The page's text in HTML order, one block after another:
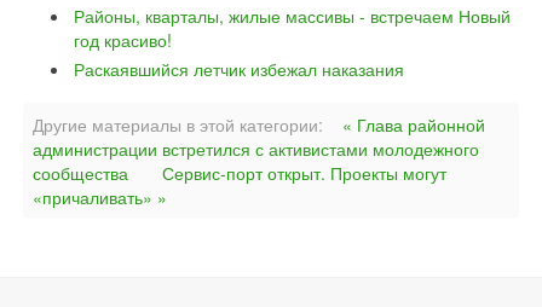
Районы, кварталы, жилые массивы - встречаем Новый
год красиво!
Раскаявшийся летчик избежал наказания
Другие материалы в этой категории:
« Глава районной
администрации встретился с активистами молодежного
сообщества
Сервис-порт открыт. Проекты могут
«причаливать» »